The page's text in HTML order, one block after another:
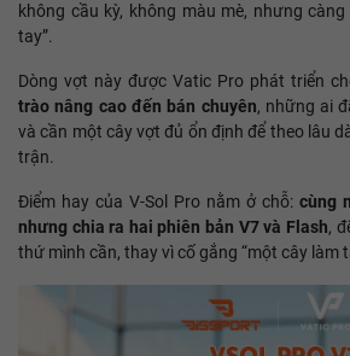
không cầu kỳ, không màu mè, nhưng
tay”.
Dòng vợt này được Vatic Pro phát triển
trào nâng cao đến bán chuyên, những ai
và cần một cây vợt đủ ổn định để theo lâu
trận.
Điểm hay của V-Sol Pro nằm ở chỗ: cùng
nhưng chia ra hai phiên bản V7 và Flash,
thứ mình cần, thay vì cố gắng “một cây làm